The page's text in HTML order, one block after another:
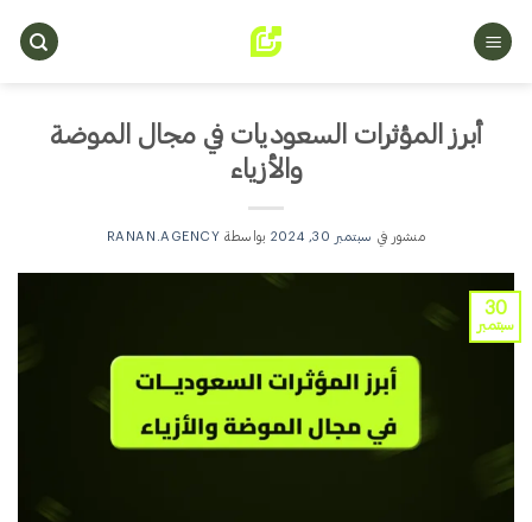
للمحتوى
أبرز المؤثرات السعوديات في مجال الموضة
والأزياء
منشور في سبتمبر 30, 2024 بواسطة RANAN.AGENCY
30
سبتمبر